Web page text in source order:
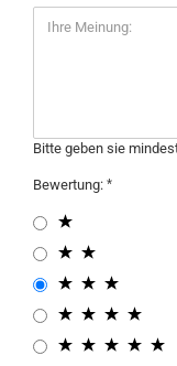
Bitte geben sie
Bewertung: